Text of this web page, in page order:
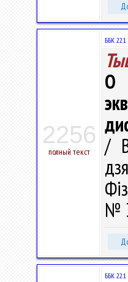
2256
полный текст
ББК 22.1
О
/
№
ББК 22.1